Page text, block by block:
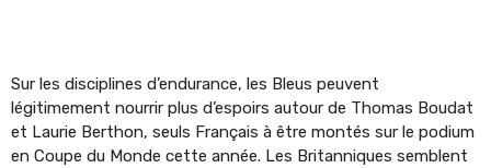
Sur les disciplines d’endurance, les Bleus peuvent
légitimement nourrir plus d’espoirs autour de Thomas Boudat
et Laurie Berthon, seuls Français à être montés sur le podium
en Coupe du Monde cette année. Les Britanniques semblent